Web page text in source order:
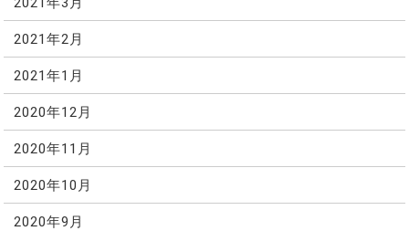
2021年2月
2021年1月
2020年12月
2020年11月
2020年10月
2020年9月